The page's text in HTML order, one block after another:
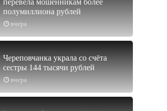
вчера
полумиллиона рублей
вчера
Череповчанка украла со счёта
сестры 144 тысячи рублей